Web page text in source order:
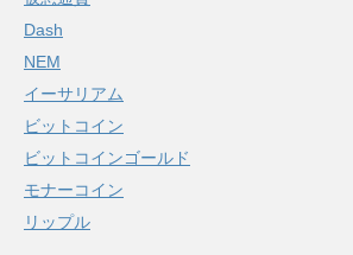
Dash
NEM
イーサリアム
ビットコイン
ビットコインゴールド
モナーコイン
リップル